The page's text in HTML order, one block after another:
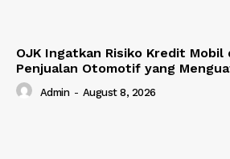
OJK Ingatkan Risiko Kredit Mobil
Penjualan Otomotif yang
Admin - August 8, 2026